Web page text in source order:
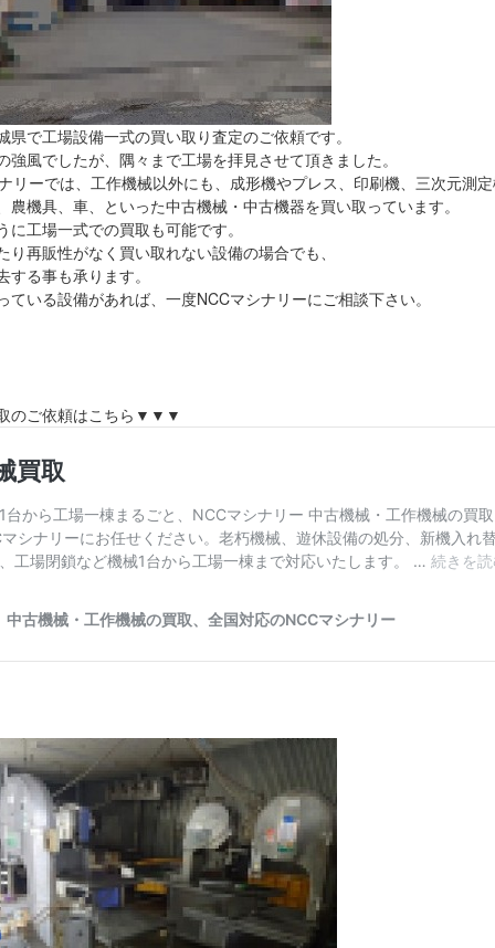
県で工場設備一式の買い取り査定のご依頼です。
強風でしたが、隅々まで工場を拝見させて頂きました。
リーでは、工作機械以外にも、成形機やプレス、印刷機、三次元測定
農機具、車、といった中古機械・中古機器を買い取っています。
に工場一式での買取も可能です。
り再販性がなく買い取れない設備の場合でも、
する事も承ります。
ている設備があれば、一度NCCマシナリーにご相談下さい。
ご依頼はこちら▼▼▼